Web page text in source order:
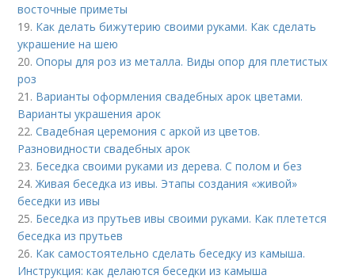
восточные приметы
19. Как делать бижутерию своими руками. Как сделать
украшение на шею
20.Опоры для роз из металла. Виды опор для плетистых
роз
21. Варианты оформления свадебных арок цветами.
Варианты украшения арок
22.Свадебная церемония с аркой из цветов.
Разновидности свадебных арок
23. Беседка своими руками из дерева. С полом и без
24.Живая беседка из ивы. Этапы создания «живой»
беседки из ивы
25. Беседка из прутьев ивы своими руками. Как плетется
беседка из прутьев
26. Как самостоятельно сделать беседку из камыша.
Инструкция: как делаются беседки из камыша